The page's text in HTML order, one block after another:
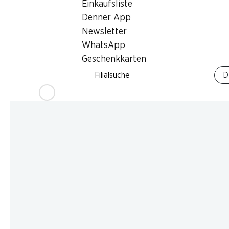
Einkaufsliste
Denner App
Newsletter
WhatsApp
Geschenkkarten
Filialsuche